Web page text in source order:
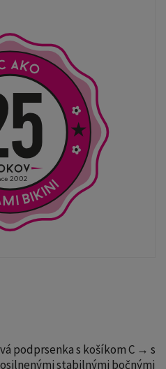
podprsenka s košíkom C → s
stabilnými bočnými